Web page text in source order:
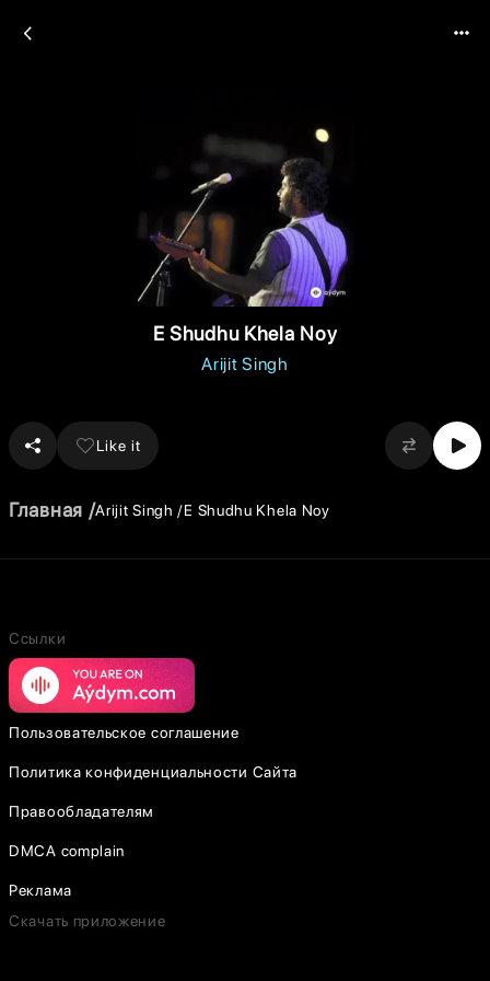
E Shudhu Khela Noy
Arijit Singh
Like it
Главная Arijit Singh E Shudhu Khela Noy
Ссылки
Пользовательское соглашение
Политика конфиденциальности Сайта
Правообладателям
DMCA complain
Реклама
Скачать приложение